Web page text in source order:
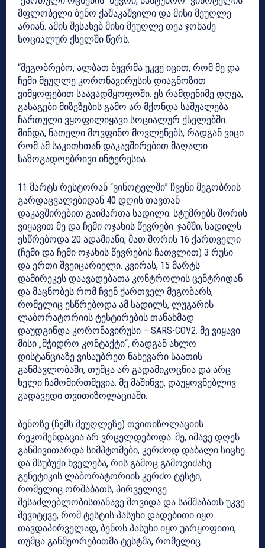
მფლობელი ბენო ქაშაკაშვილი და მისი მეუღლე
არიან. ამის შესახებ მისი მეუღლე თეა ჯოხაძე
სოციალურ ქსელში წერს.
“მეგობრებო, ალბათ ბევრმა უკვე იცით, რომ მე და
ჩემი მეუღლე კორონავირუსის დიაგნოზით
ვიმყოფებით საავადმყოფოში. ეს რამდენიმე დღეა,
გასაგები მიზეზების გამო არ მქონდა საშუალება
ჩართული ვყოფილიყავი სოციალურ ქსელებში.
მინდა, ნათელი მოვფინო მოვლენებს, რადგან ვიცი
რომ ამ საკითხთან დაკავშირებით მაღალი
საზოგადოებრივი ინტერესია.
11 მარტს რესტორან “ვინოტელში” ჩვენი მეგობრის
გარდაცვალებიდან 40 დღის თავთან
დაკავშირებით გაიმართა სადილი. სტუმრებს შორის
ვიყავით მე და ჩემი ოჯახის წევრები. ჯამში, სადილს
ესწრებოდა 20 ადამიანი, მათ შორის 16 ქართველი
(ჩემი და ჩემი ოჯახის წევრების ჩათვლით) 3 რუსი
და ერთი შვეიცარიელი. კვირას, 15 მარტს
დამირეკეს დაავადებათა კონტროლის ცენტრიდან
და მაცნობეს რომ ჩვენ ქართველ მეგობარს,
რომელიც ესწრებოდა ამ სადილს, ლუგარის
ლაბორატორიის ტესტირების თანახმად
დაუდგინდა კორონავირუსი – SARS-COV2. მე ვიყავი
მისი „მჭიდრო კონტაქტი“, რადგან ახლო
დისტანციაზე ვისაუბრეთ ნახევარი საათის
განმავლობაში, თუმცა არ გადამიკოცნია და არც
ხელი ჩამომირთმევია. მე მაშინვე, დაუყოვნებლივ
გადავედი თვითიზოლაციაში.
ბენოზე (ჩემს მეუღლეზე) თვითიზოლაციის
რეკომენდაცია არ ვრცელდებოდა. მე, იმავე დღეს
განმივითარდა სიმპტომები, კერძოდ დაბალი სიცხე
და მსუბუქი ხველება, რის გამოც გამოვიძახე
გენეტიკის ლაბორატორიის კერძო ტესტი,
რომელიც ორშაბათს, პირველივე
შესაძლებლობისთანავე მოვიდა და სამშაბათს უკვე
შევიტყვე, რომ ტესტის პასუხი დადებითი იყო.
თავდაპირველად, ბენოს პასუხი იყო უარყოფითი,
თუმცა განმეორებითმა ტესტმა, რომელიც